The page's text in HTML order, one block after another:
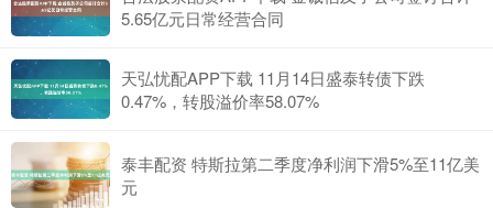
5.65亿元日常经营合同
天弘忧配APP下载 11月14日盛泰转债下跌
0.47%，转股溢价率58.07%
泰丰配资 特斯拉第二季度净利润下滑5%至11亿美
元